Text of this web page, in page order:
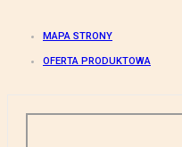
MAPA STRONY
OFERTA PRODUKTOWA